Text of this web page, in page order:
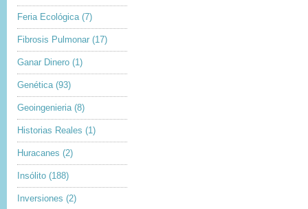
Feria Ecológica (7)
Fibrosis Pulmonar (17)
Ganar Dinero (1)
Genética (93)
Geoingenieria (8)
Historias Reales (1)
Huracanes (2)
Insólito (188)
Inversiones (2)